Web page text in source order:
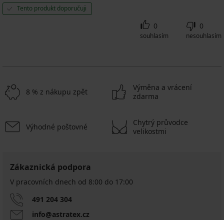
Tento produkt doporučuji
0
souhlasím
0
nesouhlasím
8 % z nákupu zpět
Výměna a vrácení
zdarma
Výhodné poštovné
Chytrý průvodce
velikostmi
Zákaznická podpora
V pracovních dnech od 8:00 do 17:00
491 204 304
info@astratex.cz